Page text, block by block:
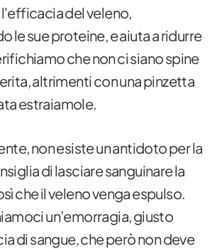
del veleno,
le sue proteine, ​​e aiuta a ridurre
che non ci siano spine
altrimenti con una pinzetta
estraiamole.
non esiste un antidoto per la
di lasciare sanguinare la
che il veleno venga espulso.
un’emorragia, giusto
di sangue, che però non deve